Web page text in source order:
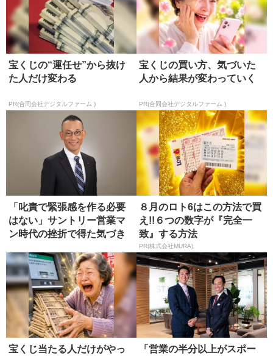
宝くじの“運任せ”から抜け
た人だけ変わる
PR(合同会社デジタルファーム )
宝くじの買い方、気づいた
人から結果が変わっていく
PR(合同会社デジタルファーム )
「叱責で緊張感を作る必要
はない」サントリー営業マ
ン時代の挫折で得た気づき
８月のロト6はこの方法で買
え!!６つの数字が『完全一
致』する方法
PR(株式会社MURA)
宝くじ当たる人だけがやっ
「営業の半分以上がスポー